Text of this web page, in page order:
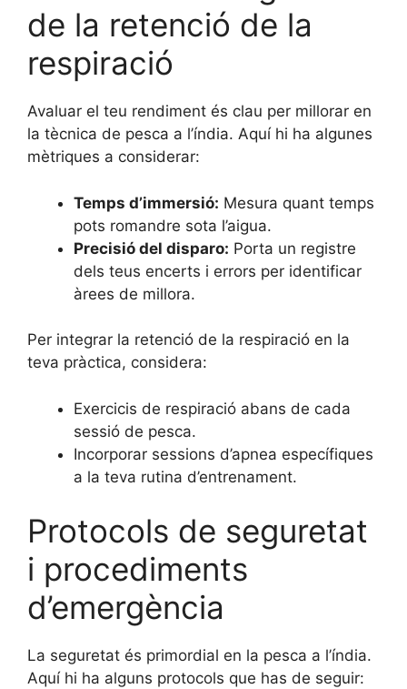
de la retenció de la
respiració
Avaluar el teu rendiment és clau per millorar en
la tècnica de pesca a l’índia. Aquí hi ha algunes
mètriques a considerar:
Temps d’immersió: Mesura quant temps
pots romandre sota l’aigua.
Precisió del disparo: Porta un registre
dels teus encerts i errors per identificar
àrees de millora.
Per integrar la retenció de la respiració en la
teva pràctica, considera:
Exercicis de respiració abans de cada
sessió de pesca.
Incorporar sessions d’apnea específiques
a la teva rutina d’entrenament.
Protocols de seguretat
i procediments
d’emergència
La seguretat és primordial en la pesca a l’índia.
Aquí hi ha alguns protocols que has de seguir: